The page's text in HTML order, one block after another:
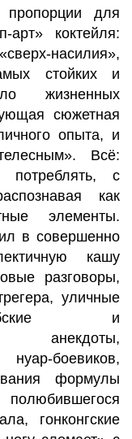
для
арт» коктейля:
насилия»,
стойких и
жизненных
сюжетная
опыта, и
Всё:
с
как
элементы.
в совершенно
кашу
разговоры,
уличные
и
анекдоты,
боевиков,
формулы
гонконгские